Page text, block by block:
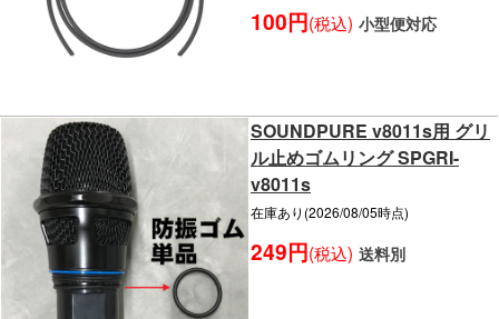
100円(税込) 小型便対応
SOUNDPURE v8011s用 グリ
ル止めゴムリング SPGRI-
v8011s
在庫あり(2026/08/05時点)
249円(税込) 送料別